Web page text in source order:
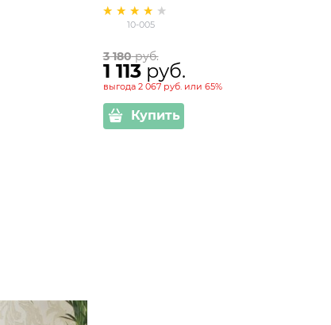
10-005
3 180 руб.
1 113 руб.
выгода 2 067 руб.или 65%
Купить